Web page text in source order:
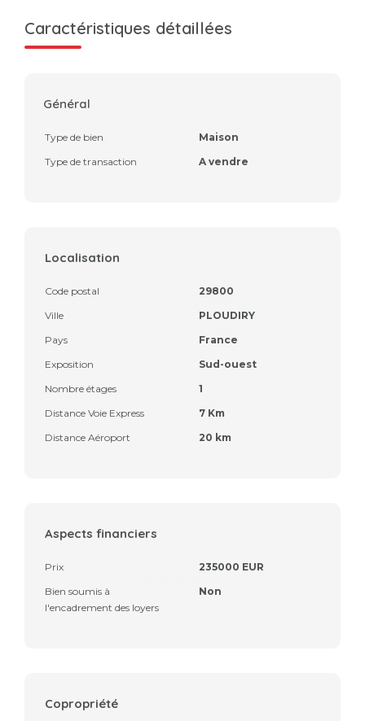
Caractéristiques détaillées
Général
Type de bien
Maison
Type de transaction
A vendre
Localisation
Code postal
29800
Ville
PLOUDIRY
Pays
France
Exposition
Sud-ouest
Nombre étages
1
Distance Voie Express
7 Km
Distance Aéroport
20 km
Aspects financiers
Prix
235000 EUR
Bien soumis à
l'encadrement des loyers
Non
Copropriété